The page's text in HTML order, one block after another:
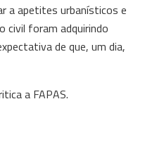
a apetites urbanísticos e
civil foram adquirindo
de que, um dia,
a FAPAS.